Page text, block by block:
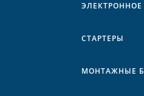
СТАРТЕРЫ
МОНТАЖНЫЕ